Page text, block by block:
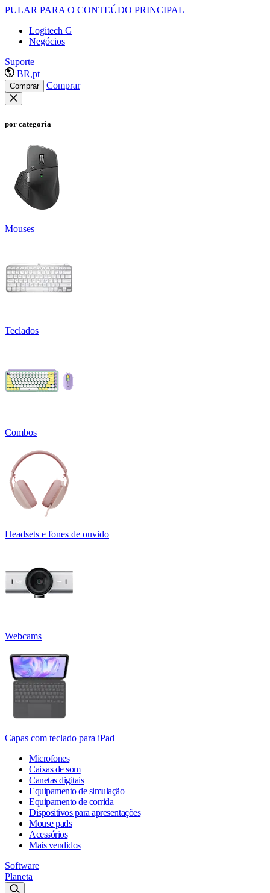
PULAR PARA O CONTEÚDO PRINCIPAL
Logitech G
Negócios
Suporte
BR,pt
Comprar Comprar
por categoria
Mouses
Teclados
Combos
Headsets e fones de ouvido
Webcams
Capas com teclado para iPad
Microfones
Caixas de som
Canetas digitais
Equipamento de simulação
Equipamento de corrida
Dispositivos para apresentações
Mouse pads
Acessórios
Mais vendidos
Software
Planeta